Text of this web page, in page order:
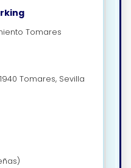
Tomares
Tomares, Sevilla